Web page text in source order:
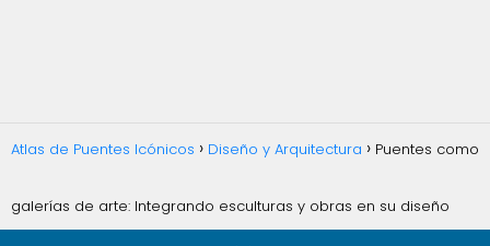
Atlas de Puentes Icónicos Diseño y Arquitectura Puentes como
galerías de arte: Integrando esculturas y obras en su diseño